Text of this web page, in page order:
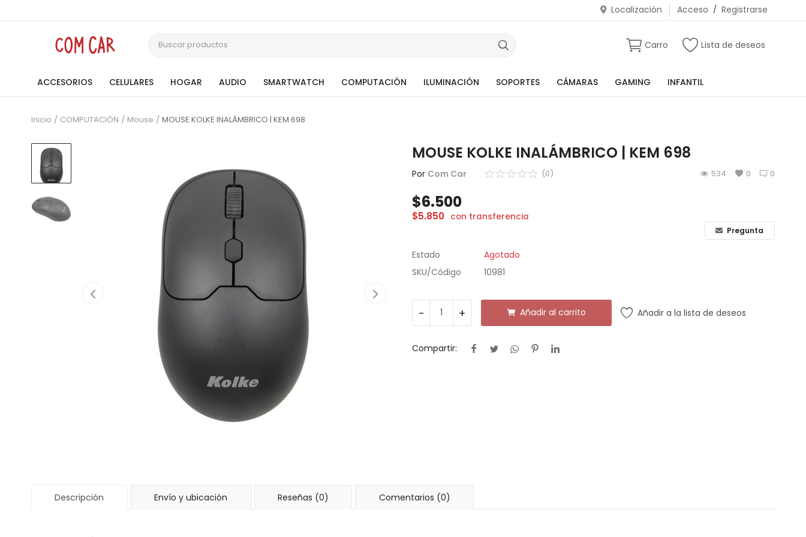
Localización Acceso / Registrarse
Carro Lista de deseos
ACCESORIOS CELULARES HOGAR AUDIO SMARTWATCH COMPUTACIÓN ILUMINACIÓN SOPORTES CÁMARAS GAMING INFANTIL
Inicio COMPUTACIÓN Mouse MOUSE KOLKE INALÁMBRICO | KEM 698
MOUSE KOLKE INALÁMBRICO | KEM 698
Por Com Car 0
(0) 0
534
$6.500
$5.850 con transferencia
Pregunta
Estado
Agotado
SKU/Código
10981
- + Añadir al carrito Añadir a la lista de deseos
Compartir:
Descripción Envío y ubicación Reseñas (0) Comentarios (0)